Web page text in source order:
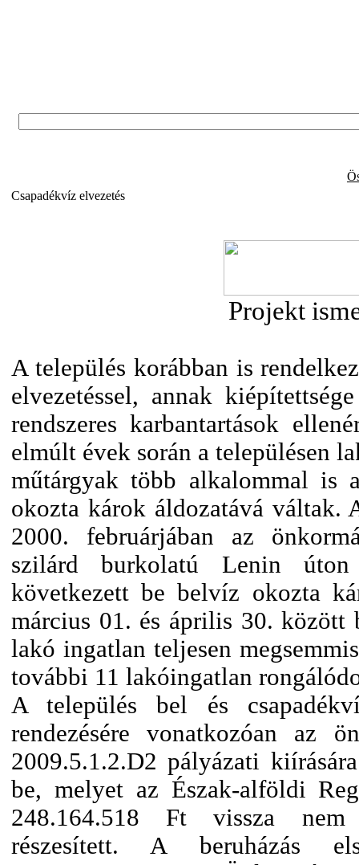
Csapadékvíz elvezetés
Projekt
A település korábban is
elvezetéssel, annak
rendszeres karbantartások
elmúlt évek során a településen
műtárgyak több alkalommal is
okozta károk áldozatává váltak.
2000. februárjában az
szilárd burkolatú Lenin
következett be belvíz okozta
március 01. és április 30. között
lakó ingatlan teljesen
további 11 lakóingatlan
A település bel és
rendezésére vonatkozóan az
2009.5.1.2.D2 pályázati
be, melyet az Észak-alföldi
248.164.518 Ft vissza nem
részesített. A beruházás